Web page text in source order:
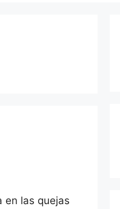
en las quejas